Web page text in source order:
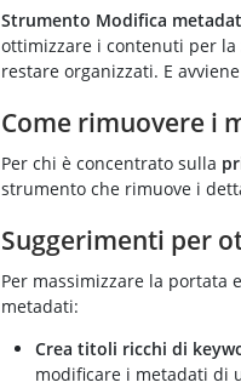
Strumento Modifica
ottimizzare i contenuti per la
restare organizzati. E
Come rimuovere i
Per chi è concentrato sulla
strumento che rimuove i
Suggerimenti per
Per massimizzare la portata
metadati:
Crea titoli ricchi di
modificare i metadati di